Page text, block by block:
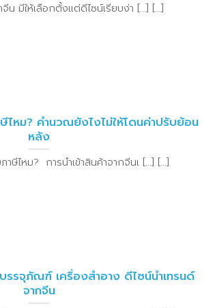
น มีให้เลือกตั้งแต่ดีไซน์เรียบง่า [...] [...]
ษีไหม? คำนวณยังไงไม่ให้โดนค่าปรับย้อน
หลัง
าษีไหม? การนำเข้าสินค้าจากจีนเ [...] [...]
รรจุภัณฑ์ เครื่องสำอาง ดีไซน์นำเทรนด์
จากจีน